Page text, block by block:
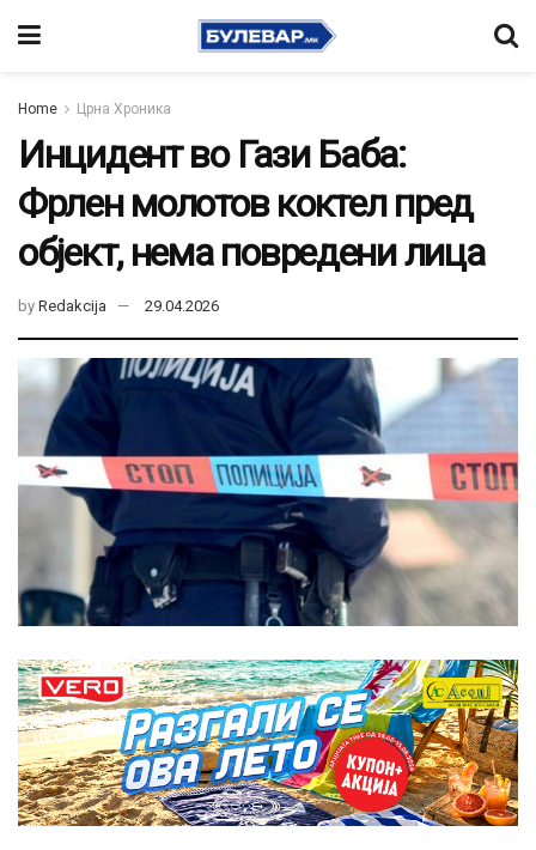
Home Црна Хроника
Инцидент во Гази Баба:
Фрлен молотов коктел пред
објект, нема повредени лица
by Redakcija 29.04.2026